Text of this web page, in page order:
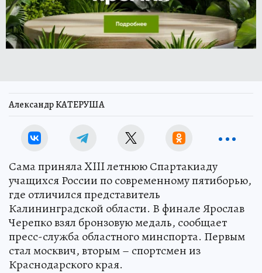
Александр КАТЕРУША
Сама приняла XIII летнюю Спартакиаду
учащихся России по современному пятиборью,
где отличился представитель
Калининградской области. В финале Ярослав
Черепко взял бронзовую медаль, сообщает
пресс-служба областного минспорта. Первым
стал москвич, вторым – спортсмен из
Краснодарского края.